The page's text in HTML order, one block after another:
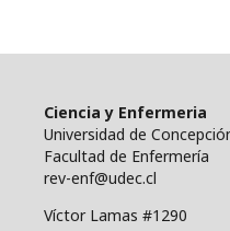
Ciencia y Enfermeria
Universidad de
Facultad de Enfermería
rev-enf@udec.cl
Víctor Lamas #1290